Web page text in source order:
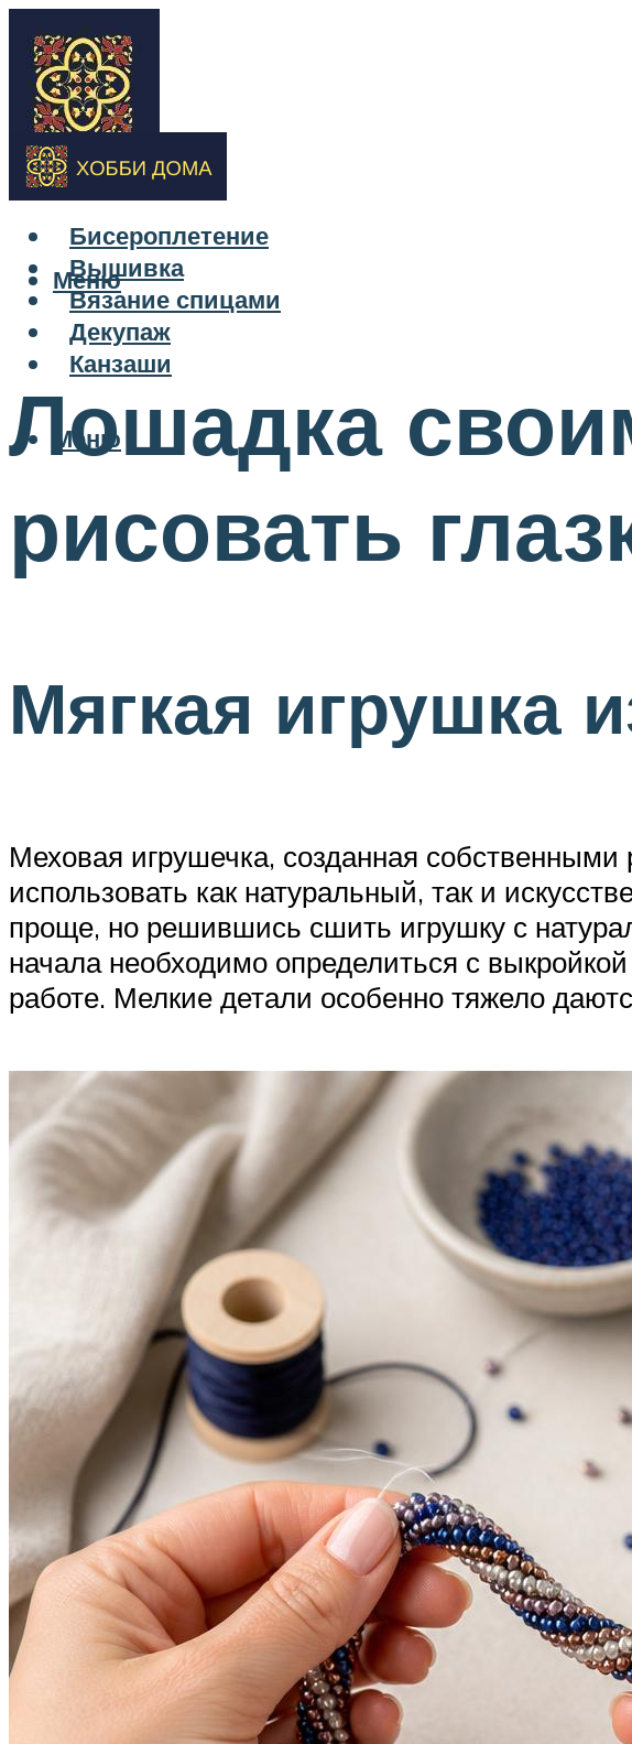
Бисероплетение
Вышивка
Вязание спицами
Декупаж
Канзаши
Меню
Меню
Лошадка
рисовать
Мягкая игрушка
Меховая игрушечка, созданная
использовать как натуральный, так и
проще, но решившись сшить игрушку с
начала необходимо определиться с
работе. Мелкие детали особенно тяжело